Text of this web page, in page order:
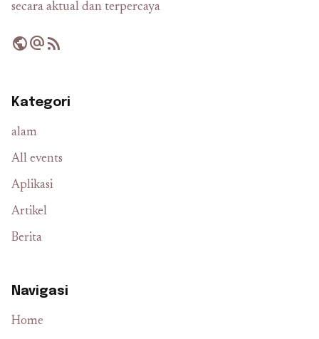
secara aktual dan terpercaya
publicalternate_emailrss_feed
Kategori
alam
All events
Aplikasi
Artikel
Berita
Navigasi
Home